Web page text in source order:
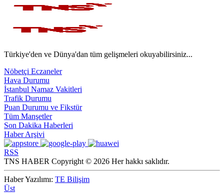
Türkiye'den ve Dünya'dan tüm gelişmeleri okuyabilirsiniz...
Nöbetçi Eczaneler
Hava Durumu
İstanbul Namaz Vakitleri
Trafik Durumu
Puan Durumu ve Fikstür
Tüm Manşetler
Son Dakika Haberleri
Haber Arşivi
RSS
TNS HABER Copyright © 2026 Her hakkı saklıdır.
Haber Yazılımı: TE Bilişim
Üst